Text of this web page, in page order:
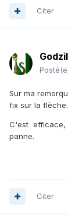
Citer
Sur ma
fix sur la flèche.
C'est efficace,
panne.
Citer